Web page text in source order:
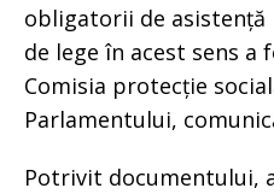
obligatorii de asistență
de lege în acest sens a
Comisia protecție
Parlamentului,
Potrivit documentului,